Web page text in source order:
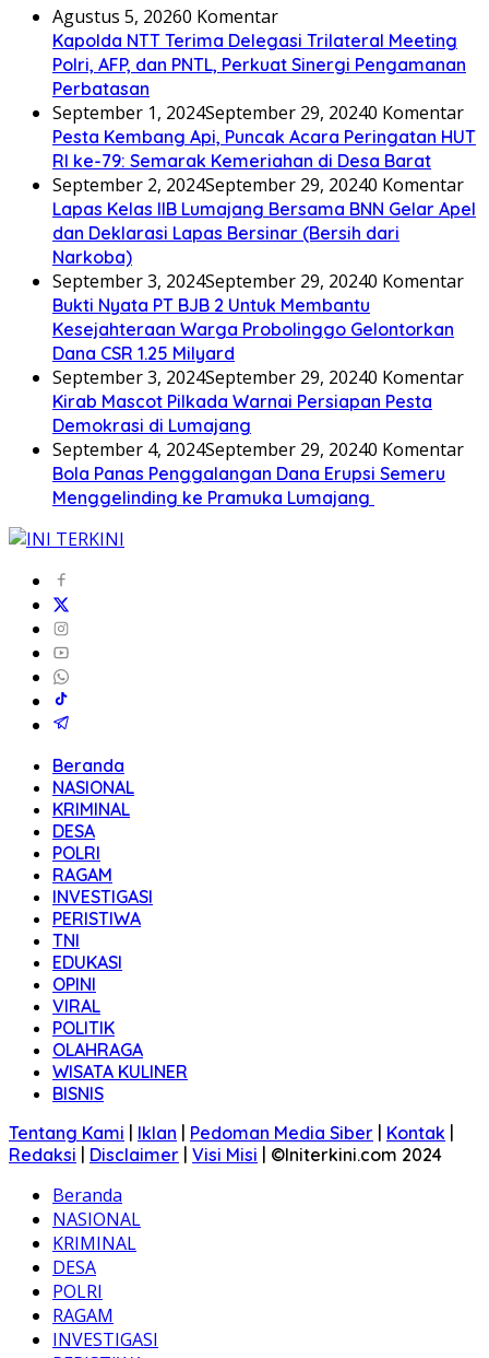
Agustus 5, 20260 Komentar
Kapolda NTT Terima Delegasi Trilateral Meeting
Polri, AFP, dan PNTL, Perkuat Sinergi Pengamanan
Perbatasan
September 1, 2024September 29, 20240 Komentar
Pesta Kembang Api, Puncak Acara Peringatan HUT
RI ke-79: Semarak Kemeriahan di Desa Barat
September 2, 2024September 29, 20240 Komentar
Lapas Kelas IIB Lumajang Bersama BNN Gelar Apel
dan Deklarasi Lapas Bersinar (Bersih dari
Narkoba)
September 3, 2024September 29, 20240 Komentar
Bukti Nyata PT BJB 2 Untuk Membantu
Kesejahteraan Warga Probolinggo Gelontorkan
Dana CSR 1.25 Milyard
September 3, 2024September 29, 20240 Komentar
Kirab Mascot Pilkada Warnai Persiapan Pesta
Demokrasi di Lumajang
September 4, 2024September 29, 20240 Komentar
Bola Panas Penggalangan Dana Erupsi Semeru
Menggelinding ke Pramuka Lumajang
Beranda
NASIONAL
KRIMINAL
DESA
POLRI
RAGAM
INVESTIGASI
PERISTIWA
TNI
EDUKASI
OPINI
VIRAL
POLITIK
OLAHRAGA
WISATA KULINER
BISNIS
Tentang Kami | Iklan | Pedoman Media Siber | Kontak |
Redaksi | Disclaimer | Visi Misi | ©Initerkini.com 2024
Beranda
NASIONAL
KRIMINAL
DESA
POLRI
RAGAM
INVESTIGASI